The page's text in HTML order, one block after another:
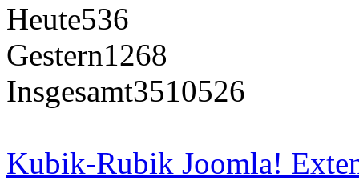
Heute536
Gestern1268
Insgesamt3510526
Kubik-Rubik Joomla!